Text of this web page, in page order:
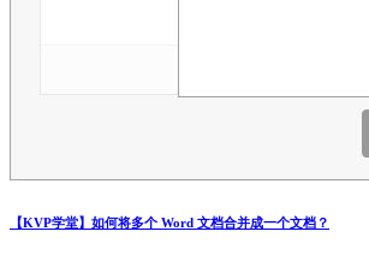
【KVP学堂】如何将多个 Word 文档合并成一个文档？